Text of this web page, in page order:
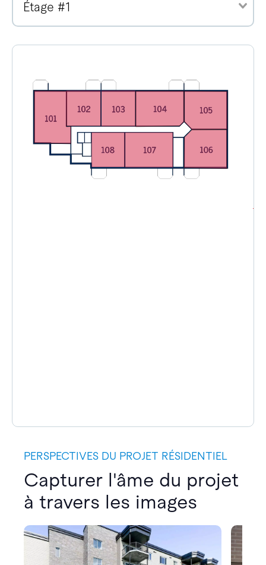
Étage #1
PERSPECTIVES DU PROJET RÉSIDENTIEL
Capturer l'âme du projet
à travers les images